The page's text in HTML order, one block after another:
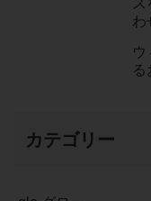
わ
ウ
る
カテゴリー